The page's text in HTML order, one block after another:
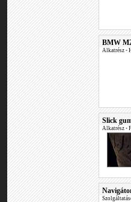
BMW
Alkatrész •
Slick
Alkatrész •